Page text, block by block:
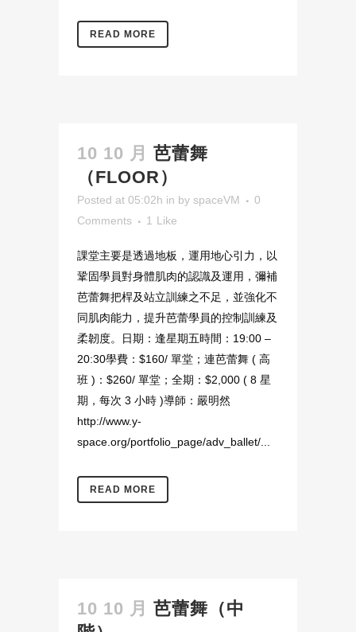
READ MORE
10 10 月 芭蕾舞
（FLOOR）
Posted at 05:02h in by spaceVM
0
Comments
1 Like
課堂主要是透過地板，運用地心引力，以
鞏固學員對身體肌肉的認識及運用，彌補
芭蕾舞把桿及站立訓練之不足，並強化不
同肌肉能力，提升芭蕾學員的控制訓練及
柔韌度。日期：逢星期五時間：19:00 –
20:30學費：$160/ 單堂；連芭蕾舞 ( 高
班 )：$260/ 單堂；全期：$2,000 ( 8 星
期，每次 3 小時 )導師：嚴明然
http://www.y-
space.org/portfolio_page/adv_ballet/...
READ MORE
10 10 月 芭蕾舞（中